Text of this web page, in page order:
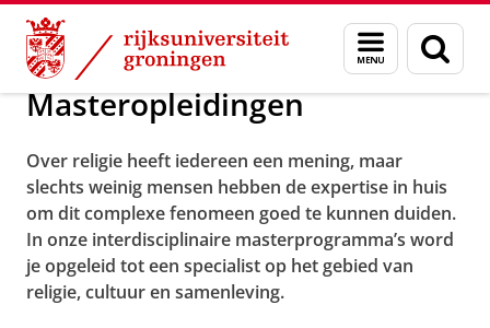
Skip
Content
Skip
Navigation
Menu
en
zoeken
Masteropleidingen
Masteropleidingen
Over religie heeft iedereen een mening, maar
slechts weinig mensen hebben de expertise in huis
om dit complexe fenomeen goed te kunnen duiden.
In onze interdisciplinaire masterprogramma’s word
je opgeleid tot een specialist op het gebied van
religie, cultuur en samenleving.